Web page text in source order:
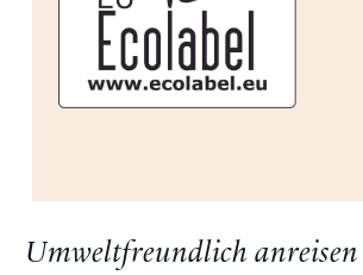
Umweltfreundlich anreisen